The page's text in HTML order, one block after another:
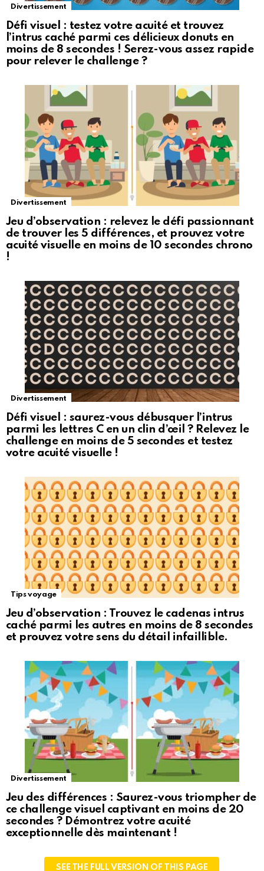
Divertissement
Défi visuel : testez votre acuité et trouvez
l’intrus caché parmi ces délicieux donuts en
moins de 8 secondes ! Serez-vous assez rapide
pour relever le challenge ?
Divertissement
Jeu d’observation : relevez le défi passionnant
de trouver les 5 différences, et prouvez votre
acuité visuelle en moins de 10 secondes chrono
!
Divertissement
Défi visuel : saurez-vous débusquer l’intrus
parmi les lettres C en un clin d’œil ? Relevez le
challenge en moins de 5 secondes et testez
votre acuité visuelle !
Tips voyage
Jeu d’observation : Trouvez le cadenas intrus
caché parmi les autres en moins de 8 secondes
et prouvez votre sens du détail infaillible.
Divertissement
Jeu des différences : Saurez-vous triompher de
ce challenge visuel captivant en moins de 20
secondes ? Démontrez votre acuité
exceptionnelle dès maintenant !
SEE THE FULL VERSION OF THIS PAGE